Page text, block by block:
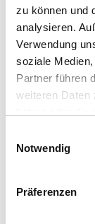
zu können und
analysieren.
Verwendung
soziale
Partner führen
weiteren Daten
Cookies, wenn
Notwendig
Präferenzen